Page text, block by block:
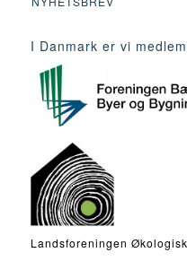
I Danmark er vi
Landsforeningen